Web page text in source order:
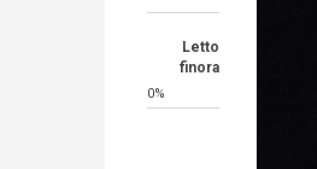
Letto
finora
0%